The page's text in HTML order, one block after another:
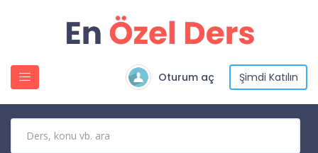
Oturum aç Şimdi Katılın